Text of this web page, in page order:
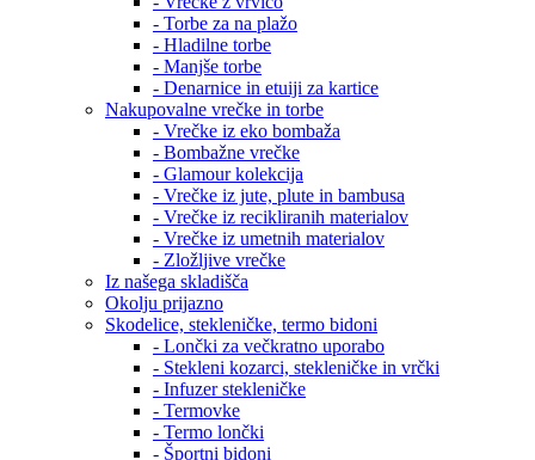
- Torbe za na plažo
- Hladilne torbe
- Manjše torbe
- Denarnice in etuiji za kartice
Nakupovalne vrečke in torbe
- Vrečke iz eko bombaža
- Bombažne vrečke
- Glamour kolekcija
- Vrečke iz jute, plute in bambusa
- Vrečke iz recikliranih materialov
- Vrečke iz umetnih materialov
- Zložljive vrečke
Iz našega skladišča
Okolju prijazno
Skodelice, stekleničke, termo bidoni
- Lončki za večkratno uporabo
- Stekleni kozarci, stekleničke in vrčki
- Infuzer stekleničke
- Termovke
- Termo lončki
- Športni bidoni